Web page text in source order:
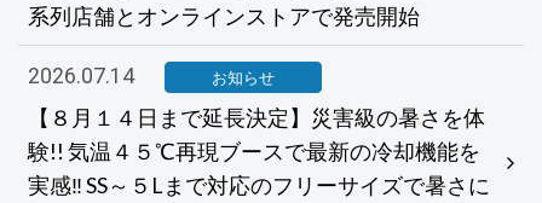
系列店舗とオンラインストアで発売開始
2026.07.14 お知らせ
【８月１４日まで延長決定】災害級の暑さを体
験!! 気温４５℃再現ブースで最新の冷却機能を
実感‼ SS～５Lまで対応のフリーサイズで暑さに